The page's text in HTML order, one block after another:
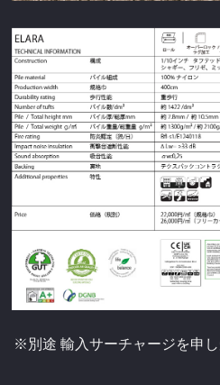
※別途 輸入サーチャージを申